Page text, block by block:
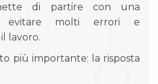
di partire con una
evitare molti errori e
lavoro.
più importante: la risposta